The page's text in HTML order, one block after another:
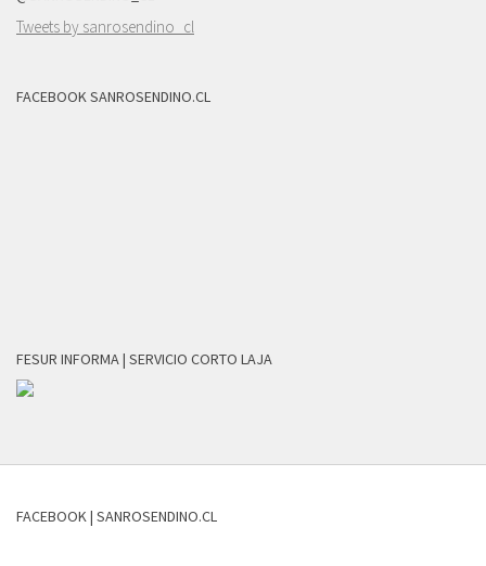
Tweets by sanrosendino_cl
FACEBOOK SANROSENDINO.CL
FESUR INFORMA | SERVICIO CORTO LAJA
FACEBOOK | SANROSENDINO.CL